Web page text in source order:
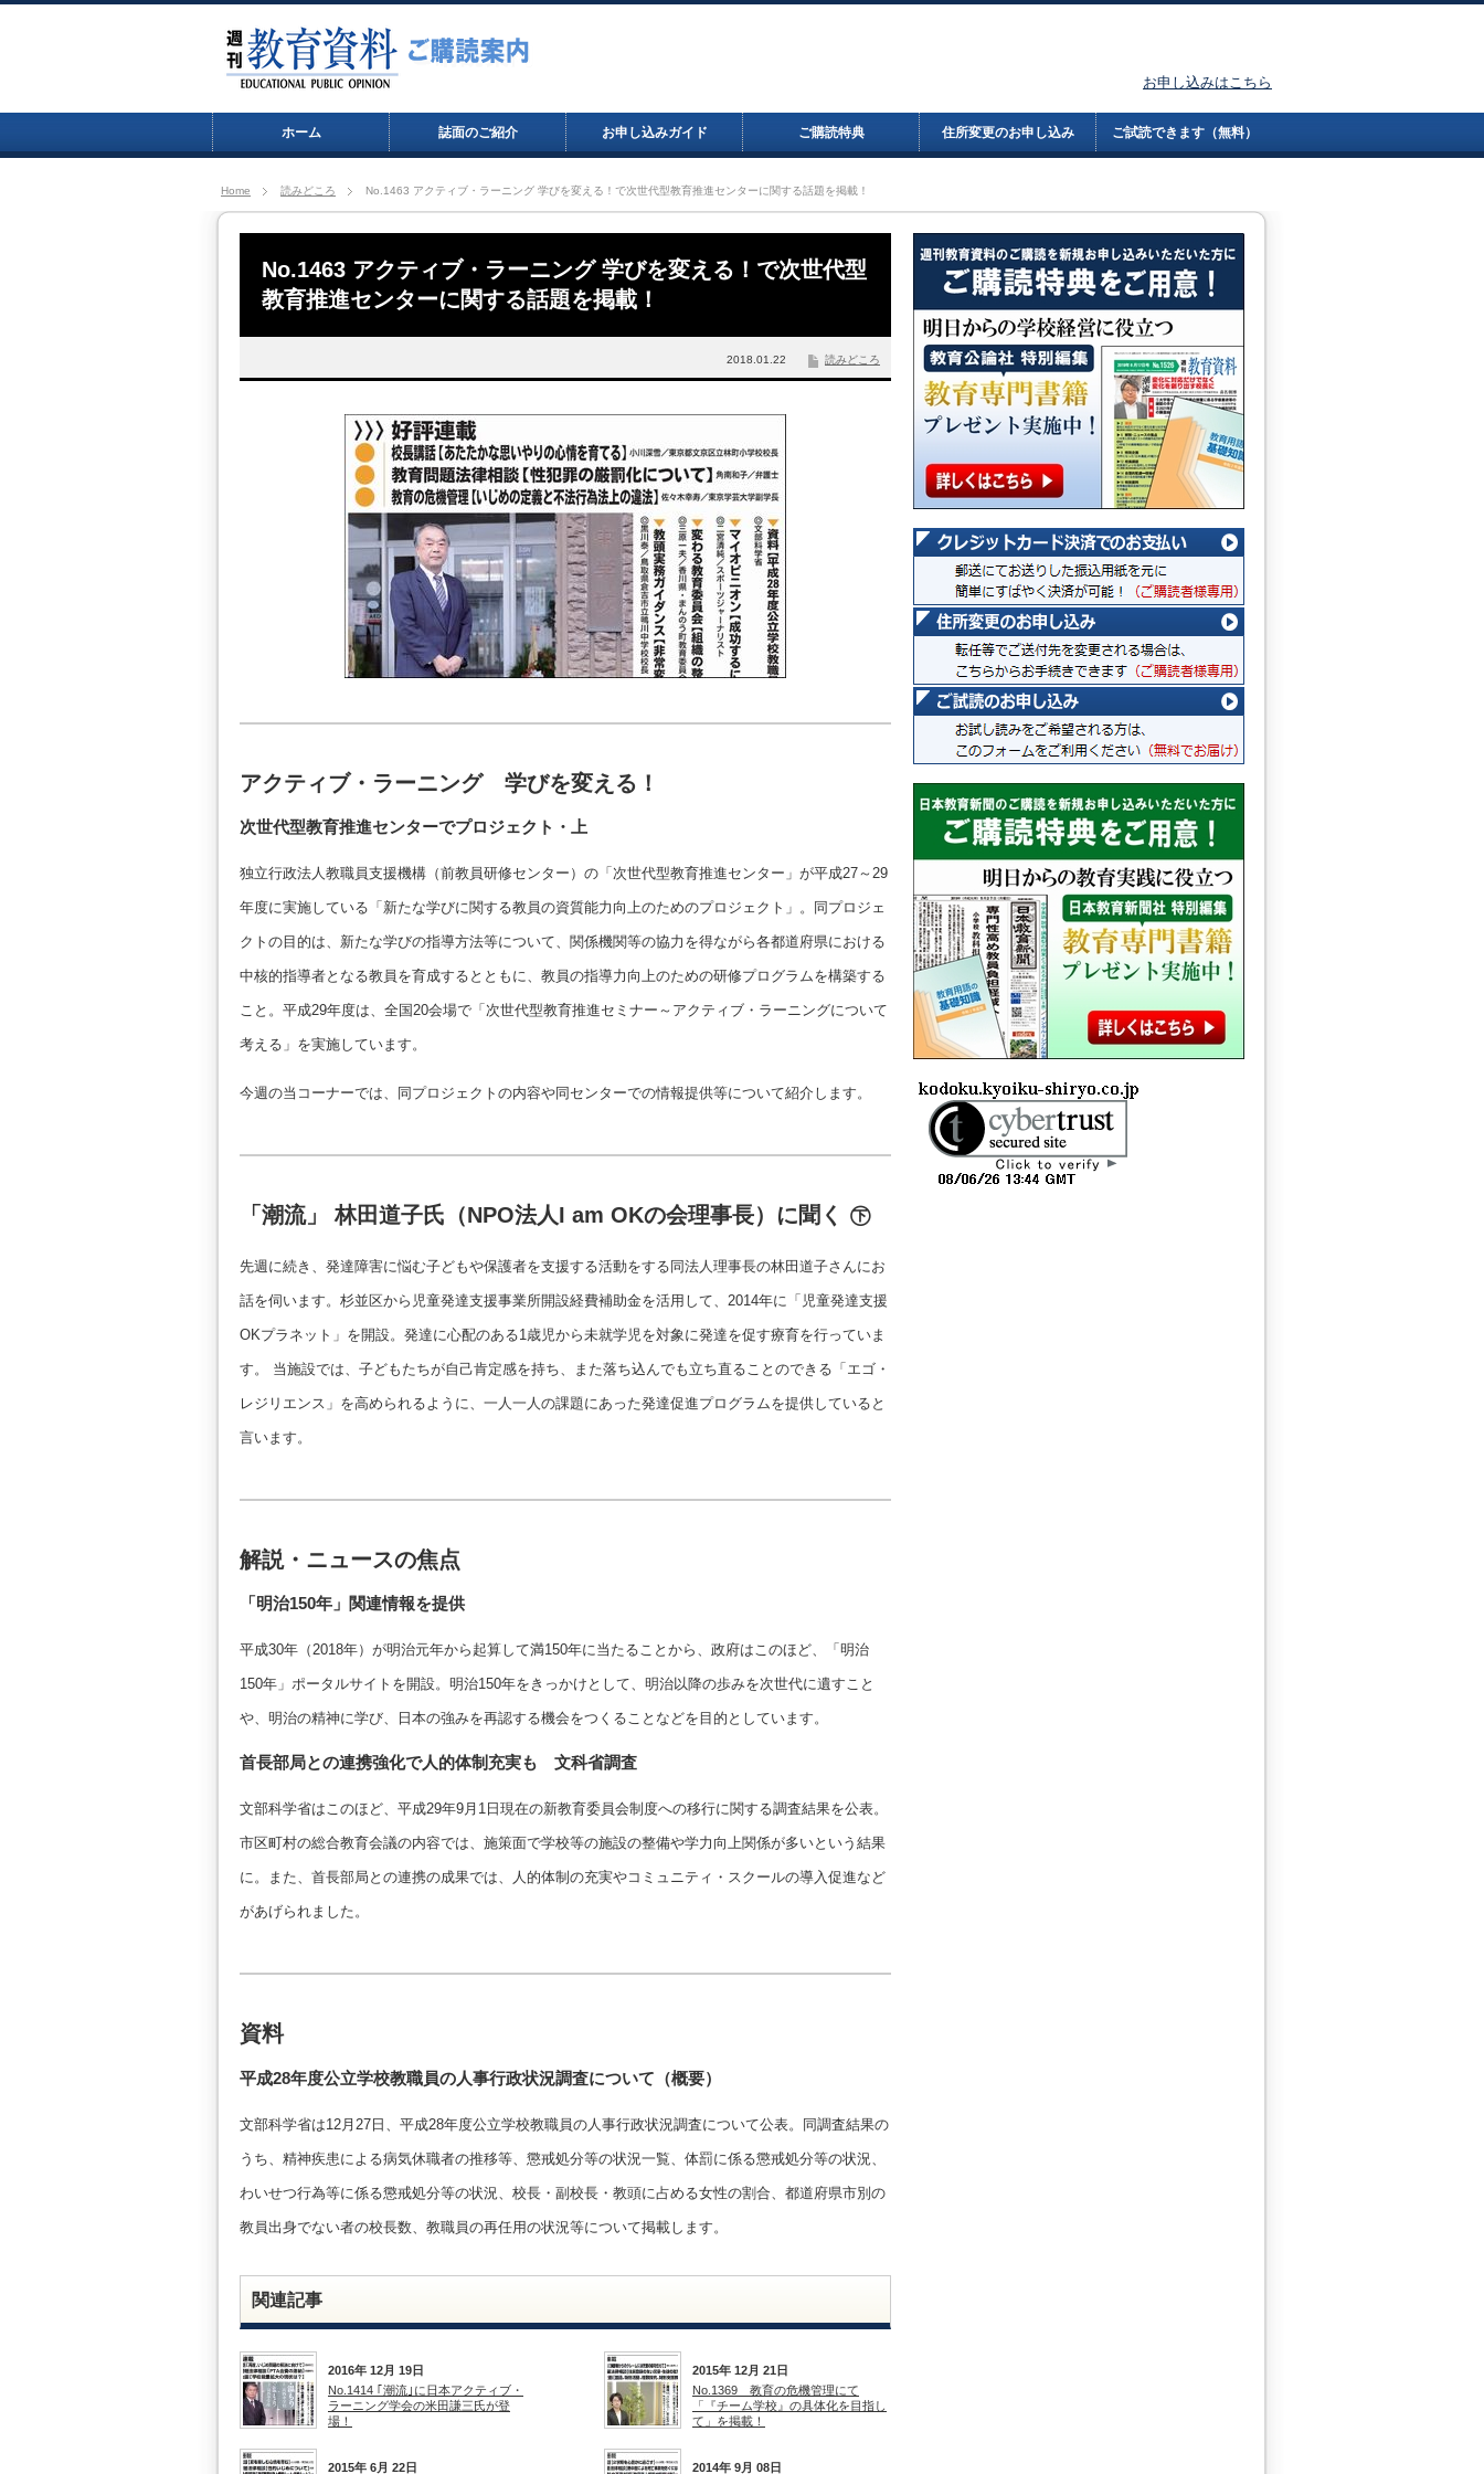
ホーム 誌面のご紹介 お申し込みガイド ご購読特典 住所変更のお申し込み ご試読できます（無料）
お申し込みはこちら
Home 読みどころ No.1463 アクティブ・ラーニング 学びを変える！で次世代型教育推進センターに関する話題を掲載！
No.1463 アクティブ・ラーニング 学びを変える！で次世代型
教育推進センターに関する話題を掲載！
読みどころ
2018.01.22
アクティブ・ラーニング 学びを変える！
次世代型教育推進センターでプロジェクト・上
独立行政法人教職員支援機構（前教員研修センター）の「次世代型教育推進センター」が平成27～29
年度に実施している「新たな学びに関する教員の資質能力向上のためのプロジェクト」。同プロジェ
クトの目的は、新たな学びの指導方法等について、関係機関等の協力を得ながら各都道府県における
中核的指導者となる教員を育成するとともに、教員の指導力向上のための研修プログラムを構築する
こと。平成29年度は、全国20会場で「次世代型教育推進セミナー～アクティブ・ラーニングについて
考える」を実施しています。
今週の当コーナーでは、同プロジェクトの内容や同センターでの情報提供等について紹介します。
「潮流」 林田道子氏（NPO法人I am OKの会理事長）に聞く ㊦
先週に続き、発達障害に悩む子どもや保護者を支援する活動をする同法人理事長の林田道子さんにお
話を伺います。杉並区から児童発達支援事業所開設経費補助金を活用して、2014年に「児童発達支援
OKプラネット」を開設。発達に心配のある1歳児から未就学児を対象に発達を促す療育を行っていま
す。 当施設では、子どもたちが自己肯定感を持ち、また落ち込んでも立ち直ることのできる「エゴ・
レジリエンス」を高められるように、一人一人の課題にあった発達促進プログラムを提供していると
言います。
解説・ニュースの焦点
「明治150年」関連情報を提供
平成30年（2018年）が明治元年から起算して満150年に当たることから、政府はこのほど、「明治
150年」ポータルサイトを開設。明治150年をきっかけとして、明治以降の歩みを次世代に遺すこと
や、明治の精神に学び、日本の強みを再認する機会をつくることなどを目的としています。
首長部局との連携強化で人的体制充実も 文科省調査
文部科学省はこのほど、平成29年9月1日現在の新教育委員会制度への移行に関する調査結果を公表。
市区町村の総合教育会議の内容では、施策面で学校等の施設の整備や学力向上関係が多いという結果
に。また、首長部局との連携の成果では、人的体制の充実やコミュニティ・スクールの導入促進など
があげられました。
資料
平成28年度公立学校教職員の人事行政状況調査について（概要）
文部科学省は12月27日、平成28年度公立学校教職員の人事行政状況調査について公表。同調査結果の
うち、精神疾患による病気休職者の推移等、懲戒処分等の状況一覧、体罰に係る懲戒処分等の状況、
わいせつ行為等に係る懲戒処分等の状況、校長・副校長・教頭に占める女性の割合、都道府県市別の
教員出身でない者の校長数、教職員の再任用の状況等について掲載します。
関連記事
2016年 12月 19日
No.1414 ｢潮流｣に日本アクティブ・
ラーニング学会の米田謙三氏が登
場！
2015年 12月 21日
No.1369 教育の危機管理にて
「『チーム学校』の具体化を目指し
て」を掲載！
2015年 6月 22日 2014年 9月 08日